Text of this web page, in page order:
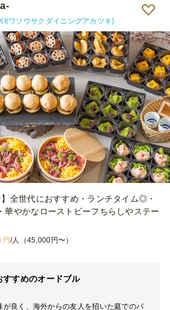
ワソウサクダイニングアカツキ)
】全世代におすすめ・ランチタイム◎・
華やかなローストビーフちらしやステー
円/人（45,000円〜）
すすめのオードブル
が良く、海外からの友人を招いた庭でのパ